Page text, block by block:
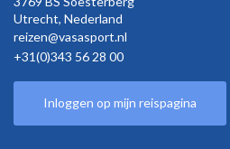
Utrecht, Nederland
reizen@vasasport.nl
+31(0)343 56 28 00
Inloggen op mijn reispagina